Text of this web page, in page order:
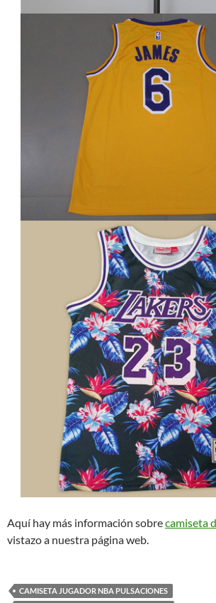
Aquí hay más información sobrecamiseta
vistazo a nuestra página web.
CAMISETA JUGADOR NBA PULSACIONES